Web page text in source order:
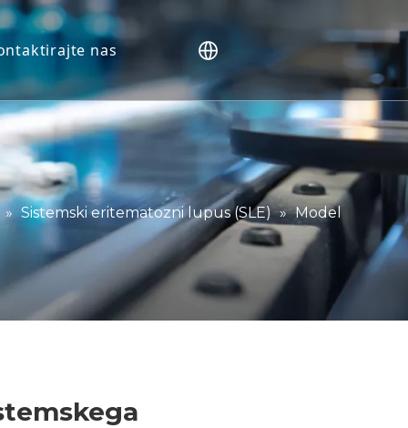
nas
» Sistemski eritematozni lupus (SLE) » Model